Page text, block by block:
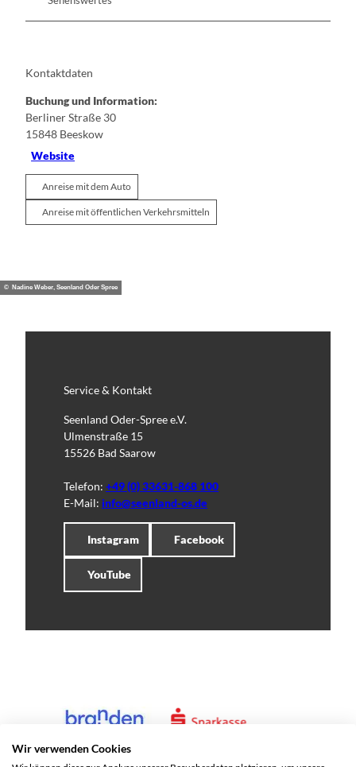
Kontaktdaten
Buchung und Information:
Berliner Straße 30
15848 Beeskow
Website
Anreise mit dem Auto
Anreise mit öffentlichen Verkehrsmitteln
© Nadine Weber, Seenland Oder Spree
Service & Kontakt
Seenland Oder-Spree e.V.
Ulmenstraße 15
15526 Bad Saarow
Telefon: +49 (0) 33631-868 100
E-Mail: info@seenland-os.de
Instagram Facebook
YouTube
Wir verwenden Cookies